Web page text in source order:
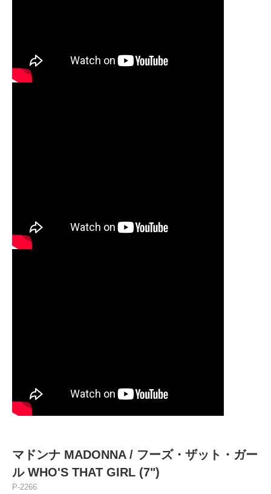
マドンナ MADONNA / フーズ・ザット・ガー
ル WHO'S THAT GIRL (7")
P-2266